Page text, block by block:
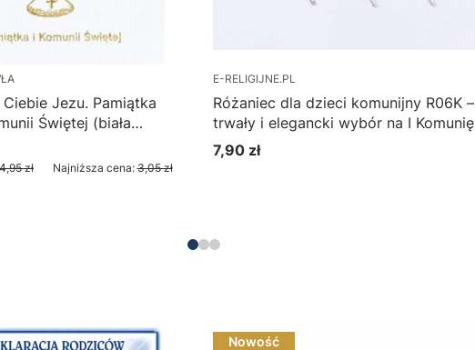
Jezu. Pamiątka
Świętej (biała
zł Najniższa cena: 3,05 zł
E-RELIGIJNE.PL
Różaniec dla dzieci komunijny R06K –
trwały i elegancki wybór na I Komunię
Świętą
Cena
7,90 zł
Nowość